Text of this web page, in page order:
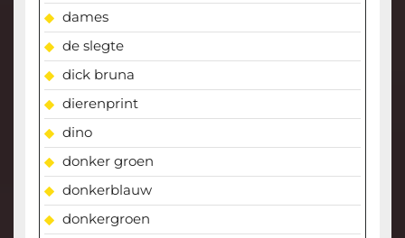
dames
de slegte
dick bruna
dierenprint
dino
donker groen
donkerblauw
donkergroen